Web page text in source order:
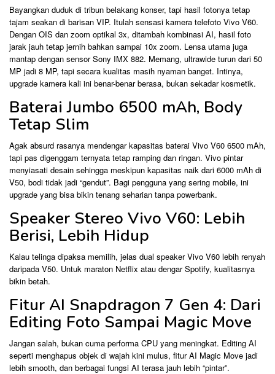
Bayangkan duduk di tribun belakang konser, tapi hasil fotonya tetap
tajam seakan di barisan VIP. Itulah sensasi kamera telefoto Vivo V60.
Dengan OIS dan zoom optikal 3x, ditambah kombinasi AI, hasil foto
jarak jauh tetap jernih bahkan sampai 10x zoom. Lensa utama juga
mantap dengan sensor Sony IMX 882. Memang, ultrawide turun dari 50
MP jadi 8 MP, tapi secara kualitas masih nyaman banget. Intinya,
upgrade kamera kali ini benar-benar berasa, bukan sekadar kosmetik.
Baterai Jumbo 6500 mAh, Body
Tetap Slim
Agak absurd rasanya mendengar kapasitas baterai Vivo V60 6500 mAh,
tapi pas digenggam ternyata tetap ramping dan ringan. Vivo pintar
menyiasati desain sehingga meskipun kapasitas naik dari 6000 mAh di
V50, bodi tidak jadi “gendut”. Bagi pengguna yang sering mobile, ini
upgrade yang bisa bikin tenang seharian tanpa powerbank.
Speaker Stereo Vivo V60: Lebih
Berisi, Lebih Hidup
Kalau telinga dipaksa memilih, jelas dual speaker Vivo V60 lebih renyah
daripada V50. Untuk maraton Netflix atau dengar Spotify, kualitasnya
bikin betah.
Fitur AI Snapdragon 7 Gen 4: Dari
Editing Foto Sampai Magic Move
Jangan salah, bukan cuma performa CPU yang meningkat. Editing AI
seperti menghapus objek di wajah kini mulus, fitur AI Magic Move jadi
lebih smooth, dan berbagai fungsi AI terasa jauh lebih “pintar”.